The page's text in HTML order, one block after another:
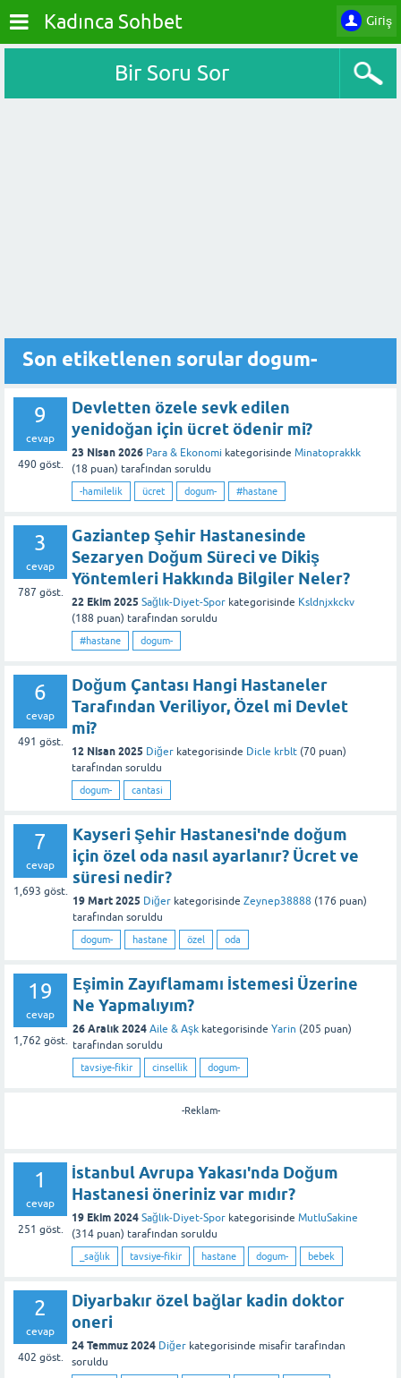
Giriş
Kadınca Sohbet
Bir Soru Sor
Son etiketlenen sorular dogum-
9
cevap
490göst.
Devletten özele sevk edilen
yenidoğan için ücret ödenir mi?
23 Nisan 2026 Para & Ekonomi kategorisinde Minatoprakkk
(18 puan) tarafından soruldu
-hamilelik ücret dogum- #hastane
3
cevap
787 göst.
Gaziantep Şehir Hastanesinde
Sezaryen Doğum Süreci ve Dikiş
Yöntemleri Hakkında Bilgiler Neler?
22 Ekim 2025 Sağlık-Diyet-Spor kategorisinde Ksldnjxkckv
(188 puan) tarafından soruldu
#hastane dogum-
6
cevap
491 göst.
Doğum Çantası Hangi Hastaneler
Tarafından Veriliyor, Özel mi Devlet
mi?
12 Nisan 2025 Diğer kategorisinde Dicle krblt (70 puan)
tarafından soruldu
dogum- cantasi
7
cevap
1,693 göst.
Kayseri Şehir Hastanesi'nde doğum
için özel oda nasıl ayarlanır? Ücret ve
süresi nedir?
19 Mart 2025 Diğer kategorisinde Zeynep38888 (176 puan)
tarafından soruldu
dogum- hastane özel oda
19
cevap
1,762 göst.
Eşimin Zayıflamamı İstemesi Üzerine
Ne Yapmalıyım?
26 Aralık 2024 Aile & Aşk kategorisinde Yarin (205 puan)
tarafından soruldu
tavsiye-fikir cinsellik dogum-
-Reklam-
1
cevap
251 göst.
İstanbul Avrupa Yakası'nda Doğum
Hastanesi öneriniz var mıdır?
19 Ekim 2024 Sağlık-Diyet-Spor kategorisinde MutluSakine
(314 puan) tarafından soruldu
_sağlık tavsiye-fikir hastane dogum- bebek
2
cevap
402 göst.
Diyarbakır özel bağlar kadin doktor
oneri
24 Temmuz 2024 Diğer kategorisinde misafir tarafından
soruldu